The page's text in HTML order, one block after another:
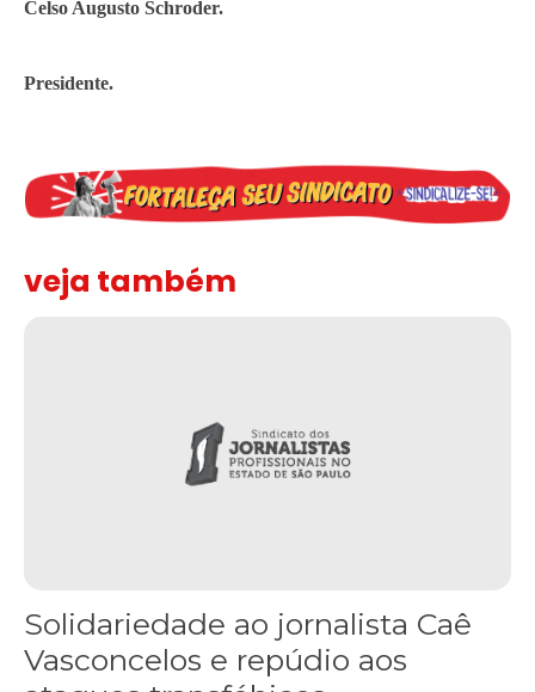
Celso Augusto Schroder.
Presidente.
veja também
Solidariedade ao jornalista Caê
Vasconcelos e repúdio aos